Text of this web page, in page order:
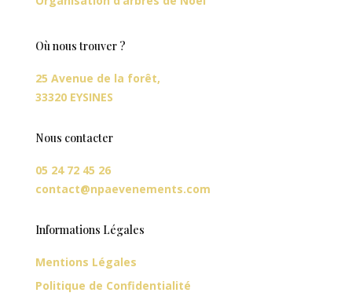
Où nous trouver ?
25 Avenue de la forêt,
33320 EYSINES
Nous contacter
05 24 72 45 26
contact@npaevenements.com
Informations Légales
Mentions Légales
Politique de Confidentialité